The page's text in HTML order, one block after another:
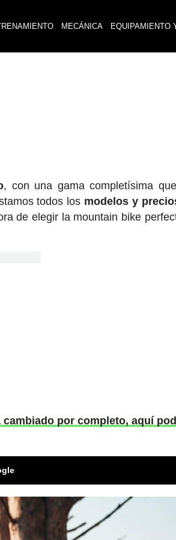
MECÁNICA EQUIPAMIENTO
, con una gama completísima
todos los modelos y
de elegir la mountain bike
cambiado por completo, aquí